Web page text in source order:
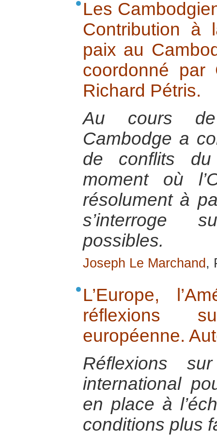
Les
Contribution à
paix au
coordonné par
Richard Pétris.
Au cours
Cambodge a
de conflits
moment où
résolument à
s’interroge
possibles.
Joseph Le Marchand ,
L’Europe,
réflexions
européenne.
Réflexions
international
en place à
conditions plus